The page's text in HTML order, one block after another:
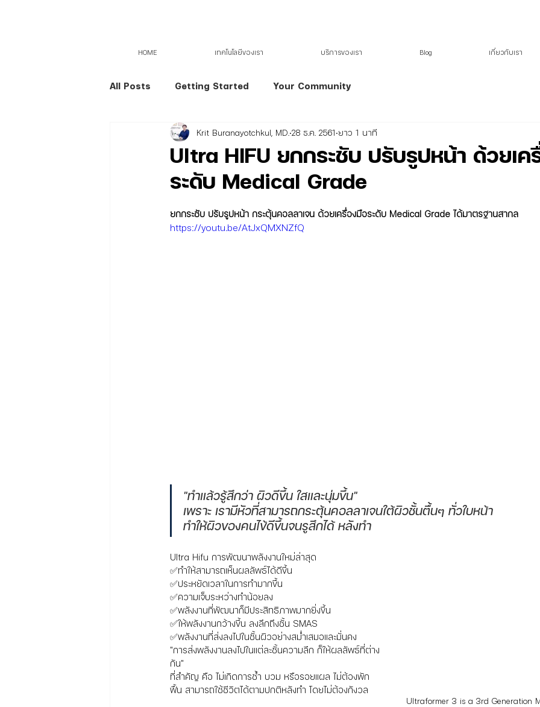
HOME เทคโนโลยีของเรา บริการของเรา Blog เกี่ยวกับเรา
All Posts Getting Started Your Community
Ultra HIFU ยกกระชับ ปรับรูปหน้า ด้วยเค
ระดับ Medical Grade
Krit Buranayotchkul, MD. 28 ธ.ค. 2561 ยาว 1 นาที
ยกกระชับ ปรับรูปหน้า กระตุ้นคอลลาเจน ด้วยเครื่องมือระดับ Medical Grade ได้มาตรฐานสากล
https://youtu.be/AtJxQMXNZfQ
"ทำแล้วรู้สึกว่า ผิวดีขึ้น ใสและนุ่มขึ้น"
เพราะ เรามีหัวที่สามารถกระตุ้นคอลลาเจนใต้ผิวชั้นตื้นๆ ทั่วใบหน้า
ทำให้ผิวของคนไข้ดีขึ้นจนรูสึกได้ หลังทำ
Ultraformer 3 is a 3rd Generation
Ultra Hifu การพัฒนาพลังงานใหม่ล่าสุด
✅ทำให้สามารถเห็นผลลัพธ์ได้ดีขึ้น
✅ประหยัดเวลาในการทำมากขึ้น
✅ความเจ็บระหว่างทำน้อยลง
✅พลังงานที่พัฒนาก็มีประสิทธิภาพมากยิ่งขึ้น
✅ให้พลังงานกว้างขึ้น ลงลึกถึงชั้น SMAS
✅พลังงานที่ส่งลงไปในชั้นผิวอย่างสม่ำเสมอและมั่นคง
"การส่งพลังงานลงไปในแต่ละชั้นความลึก ก็ให้ผลลัพธ์ที่ต่าง
กัน"
ที่สำคัญ คือ ไม่เกิดการช้ำ บวม หรือรอยแผล ไม่ต้องพัก
ฟื้น สามารถใช้ชีวิตได้ตามปกติหลังทำ โดยไม่ต้องกังวล